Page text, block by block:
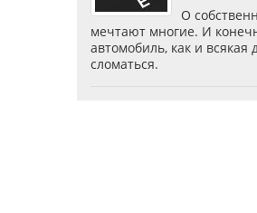
О
мечтают многие. И
автомобиль, как и всякая
сломаться.